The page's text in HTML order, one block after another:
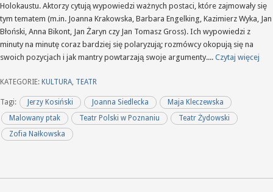
Holokaustu. Aktorzy cytują wypowiedzi ważnych postaci, które zajmowały się
tym tematem (m.in. Joanna Krakowska, Barbara Engelking, Kazimierz Wyka, Jan
Błoński, Anna Bikont, Jan Żaryn czy Jan Tomasz Gross). Ich wypowiedzi z
minuty na minutę coraz bardziej się polaryzują; rozmówcy okopują się na
swoich pozycjach i jak mantry powtarzają swoje argumenty.... Czytaj więcej
KATEGORIE: KULTURA TEATR
Tagi: Jerzy Kosiński Joanna Siedlecka
Maja Kleczewska
Malowany ptak
Teatr Polski w Poznaniu
Teatr Żydowski
Zofia Nałkowska